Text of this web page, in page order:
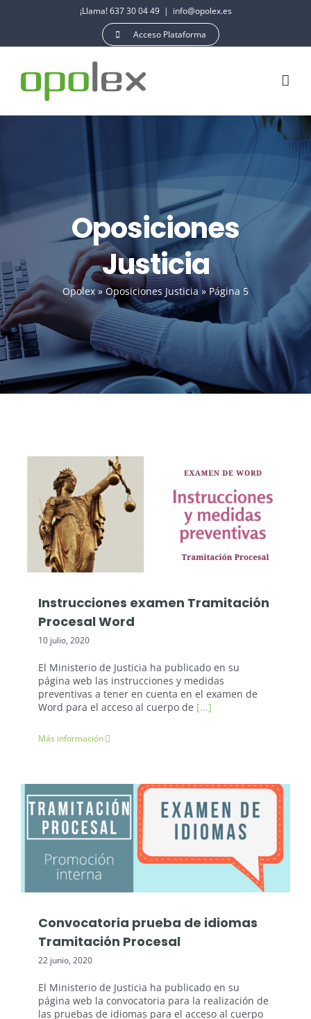
contenido
¡Llama! 637 30 04 49 | info@opolex.es
Acceso Plataforma
Oposiciones
Justicia
Opolex » Oposiciones Justicia»Página 5
Oposiciones Justicia
Instrucciones examen Tramitación
Procesal Word
10 julio, 2020
El Ministerio de Justicia ha publicado en su
página web las instrucciones y medidas
preventivas a tener en cuenta en el examen de
Word para el acceso al cuerpo de [...]
Más información
Oposiciones Justicia
Convocatoria prueba de idiomas
Tramitación Procesal
22 junio, 2020
El Ministerio de Justicia ha publicado en su
página web la convocatoria para la realización de
las pruebas de idiomas para el acceso al cuerpo